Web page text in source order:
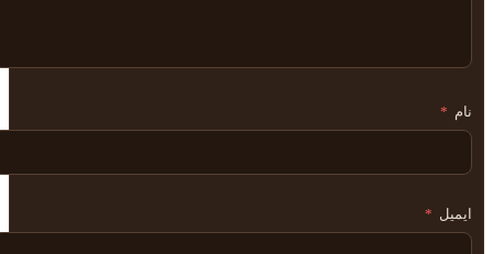
نام *
ایمیل *